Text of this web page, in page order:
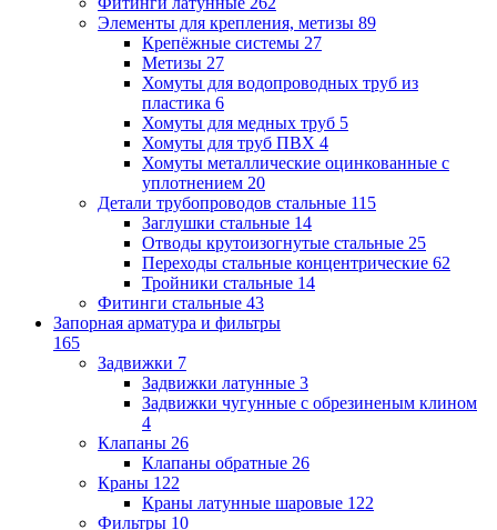
Элементы для крепления, метизы 89
Крепёжные системы 27
Метизы 27
Хомуты для водопроводных труб из
пластика 6
Хомуты для медных труб 5
Хомуты для труб ПВХ 4
Хомуты металлические оцинкованные с
уплотнением 20
Детали трубопроводов стальные 115
Заглушки стальные 14
Отводы крутоизогнутые стальные 25
Переходы стальные концентрические 62
Тройники стальные 14
Фитинги стальные 43
Запорная арматура и фильтры
165
Задвижки 7
Задвижки латунные 3
Задвижки чугунные с обрезиненым клином
4
Клапаны 26
Клапаны обратные 26
Краны 122
Краны латунные шаровые 122
Фильтры 10